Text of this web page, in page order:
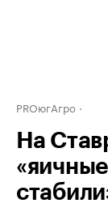
PROюгАгро
На